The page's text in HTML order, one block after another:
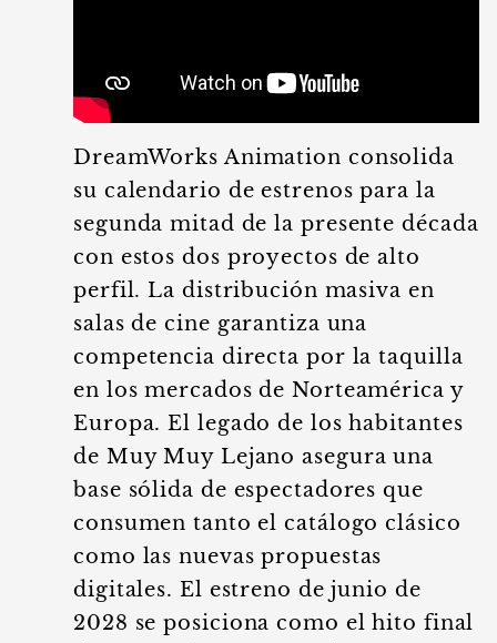
DreamWorks Animation consolida
su calendario de estrenos para la
segunda mitad de la presente década
con estos dos proyectos de alto
perfil. La distribución masiva en
salas de cine garantiza una
competencia directa por la taquilla
en los mercados de Norteamérica y
Europa. El legado de los habitantes
de Muy Muy Lejano asegura una
base sólida de espectadores que
consumen tanto el catálogo clásico
como las nuevas propuestas
digitales. El estreno de junio de
2028 se posiciona como el hito final